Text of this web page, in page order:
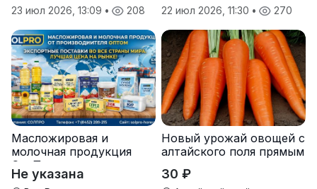
23 июл 2026, 13:09 • 208
22 июл 2026, 11:30 • 270
Масложировая и
молочная продукция
СолПро — экспортные
поставки
Не указана
Новый урожай овощей с
алтайского поля прямым
30 ₽